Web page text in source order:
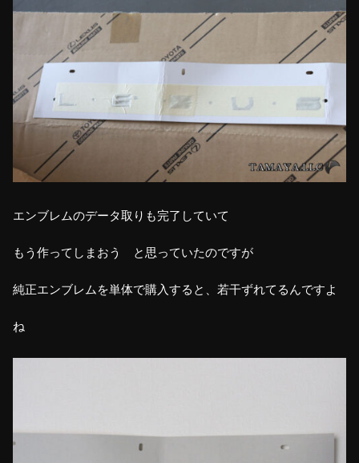
エンブレムのデータ取りも完了していて
もう作ってしまおう と思っていたのですが
純正エンブレムを単体で購入すると、若干ずれてるんですよ
ね